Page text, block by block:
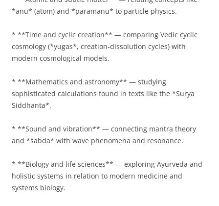
*anu* (atom) and *paramanu* to particle physics.
* **Time and cyclic creation** — comparing Vedic cyclic
cosmology (*yugas*, creation-dissolution cycles) with
modern cosmological models.
* **Mathematics and astronomy** — studying
sophisticated calculations found in texts like the *Surya
Siddhanta*.
* **Sound and vibration** — connecting mantra theory
and *śabda* with wave phenomena and resonance.
* **Biology and life sciences** — exploring Ayurveda and
holistic systems in relation to modern medicine and
systems biology.